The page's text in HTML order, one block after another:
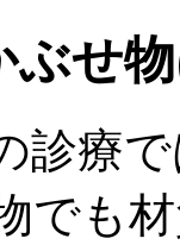
せ
診療
でも